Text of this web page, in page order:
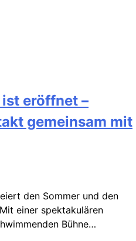
eröffnet –
gemeinsam mit
den Sommer und den
einer spektakulären
Bühne…